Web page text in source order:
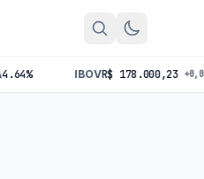
IBOV R$ 178.000,23 +0,00%